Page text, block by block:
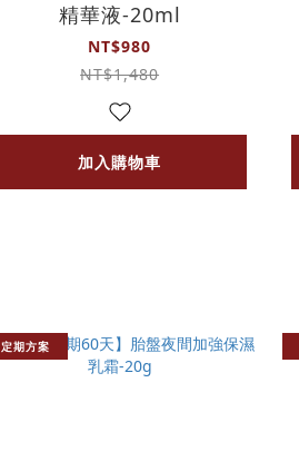
精華液-20ml
NT$980
NT$1,480
加入購物車
定期方案